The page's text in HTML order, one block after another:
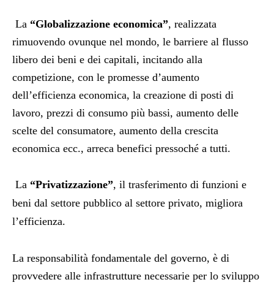
La “Globalizzazione economica”, realizzata
rimuovendo ovunque nel mondo, le barriere al flusso
libero dei beni e dei capitali, incitando alla
competizione, con le promesse d’aumento
dell’efficienza economica, la creazione di posti di
lavoro, prezzi di consumo più bassi, aumento delle
scelte del consumatore, aumento della crescita
economica ecc., arreca benefici pressoché a tutti.
La “Privatizzazione”, il trasferimento di funzioni e
beni dal settore pubblico al settore privato, migliora
l’efficienza.
La responsabilità fondamentale del governo, è di
provvedere alle infrastrutture necessarie per lo sviluppo